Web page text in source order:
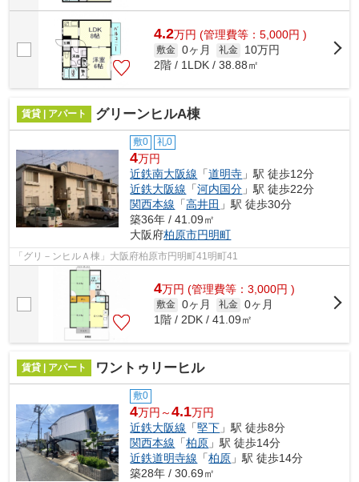
4.2万円 (管理費等：5,000円 )
敷金 0ヶ月 礼金
10万円
2階 / 1LDK / 38.88㎡
賃貸 | アパート グリーンヒルA棟
敷0 礼0
4万円
近鉄南大阪線 「道明寺 」駅 徒歩12分
近鉄大阪線 「河内国分 」駅 徒歩22分
関西本線 「高井田 」駅 徒歩30分
築36年 / 41.09㎡
大阪府柏原市円明町
「グリ－ンヒルＡ棟」大阪府柏原市円明町41明町41
4万円 (管理費等：3,000円 )
敷金 0ヶ月 礼金 0ヶ月
1階 / 2DK / 41.09㎡
賃貸 | アパート ワントゥリーヒル
敷0
4万円～4.1万円
近鉄大阪線 「堅下 」駅 徒歩8分
関西本線 「柏原 」駅 徒歩14分
近鉄道明寺線 「柏原 」駅 徒歩14分
築28年 / 30.69㎡